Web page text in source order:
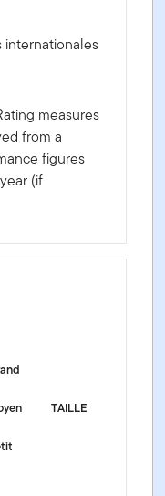
internationales
measures
from a
figures
(if
sr-equity]
TAILLE